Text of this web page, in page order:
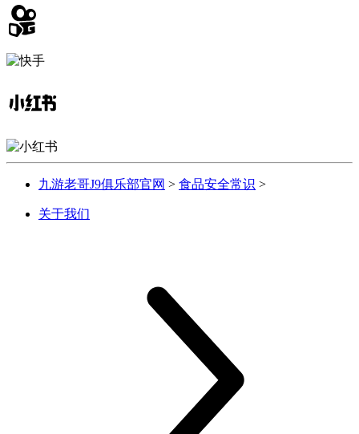
九游老哥J9俱乐部官网 > 食品安全常识 >
关于我们